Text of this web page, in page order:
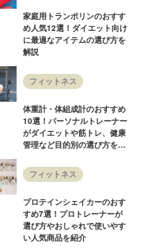
家庭用トランポリンのおすす
め人気12選！ダイエット向け
に最適なアイテムの選び方を
解説
フィットネス
体重計・体組成計のおすすめ
10選！パーソナルトレーナー
がダイエットや筋トレ、健康
管理など目的別の選び方を解
フィットネス
プロテインシェイカーのおす
すめ7選！プロトレーナーが
選び方やおしゃれで使いやす
い人気商品を紹介